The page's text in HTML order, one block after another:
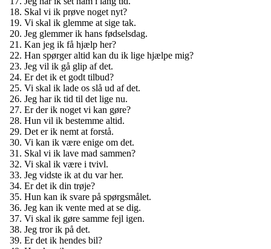
Skal vi ik prøve noget nyt?
Vi skal ik glemme at sige tak.
Jeg glemmer ik hans fødselsdag.
Kan jeg ik få hjælp her?
Han spørger altid kan du ik lige hjælpe mig?
Jeg vil ik gå glip af det.
Er det ik et godt tilbud?
Vi skal ik lade os slå ud af det.
Jeg har ik tid til det lige nu.
Er der ik noget vi kan gøre?
Hun vil ik bestemme altid.
Det er ik nemt at forstå.
Vi kan ik være enige om det.
Skal vi ik lave mad sammen?
Vi skal ik være i tvivl.
Jeg vidste ik at du var her.
Er det ik din trøje?
Hun kan ik svare på spørgsmålet.
Jeg kan ik vente med at se dig.
Vi skal ik gøre samme fejl igen.
Jeg tror ik på det.
Er det ik hendes bil?